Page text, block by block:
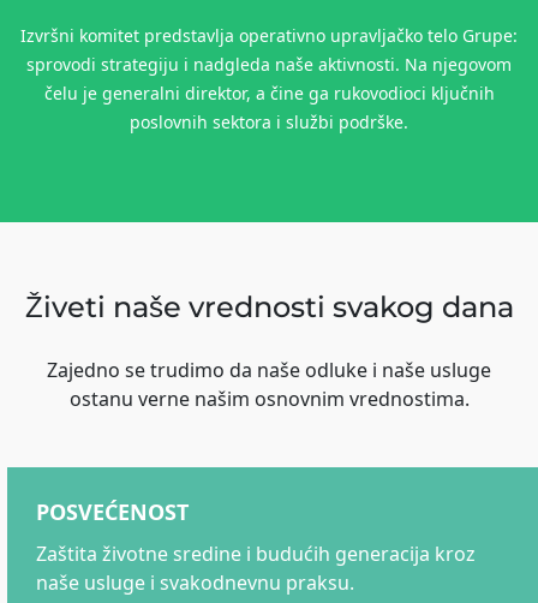
Izvršni komitet predstavlja operativno upravljačko telo Grupe:
sprovodi strategiju i nadgleda naše aktivnosti. Na njegovom
čelu je generalni direktor, a čine ga rukovodioci ključnih
poslovnih sektora i službi podrške.
Živeti naše vrednosti svakog dana
Zajedno se trudimo da naše odluke i naše usluge
ostanu verne našim osnovnim vrednostima.
POSVEĆENOST
Zaštita životne sredine i budućih generacija kroz
naše usluge i svakodnevnu praksu.